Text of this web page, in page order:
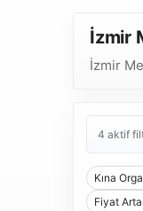
İzmir
İzmir
4 aktif
Kına
Fiyat